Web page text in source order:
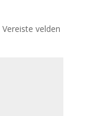
Vereiste velden